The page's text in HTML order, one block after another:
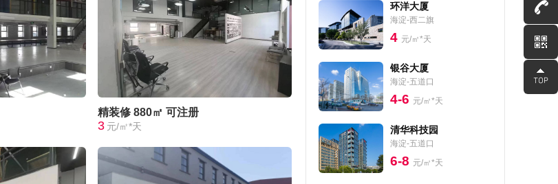
精装修 880㎡ 可注册
3 元/㎡*天
环洋大厦
海淀-西二旗
4 元/㎡*天
银谷大厦
海淀-五道口
4-6 元/㎡*天
清华科技园
海淀-五道口
6-8 元/㎡*天